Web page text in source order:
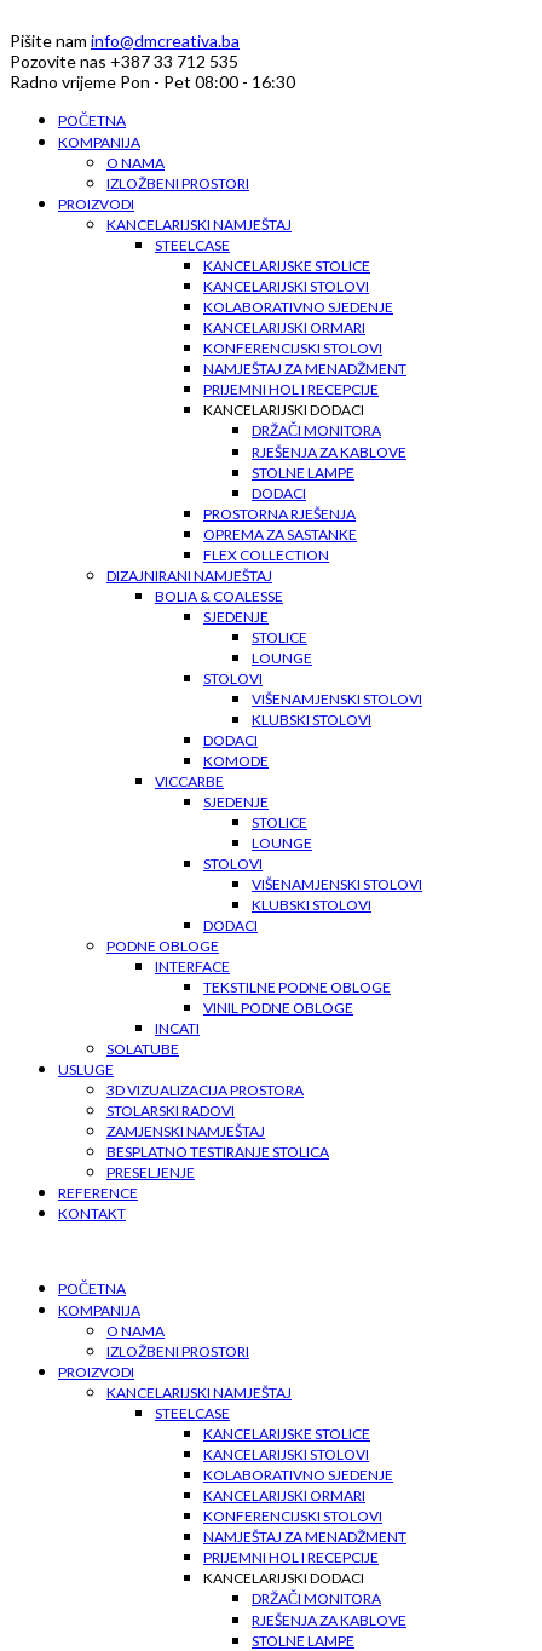
Pišite nam info@dmcreativa.ba
Pozovite nas +387 33 712 535
Radno vrijeme Pon - Pet 08:00 - 16:30
POČETNA
KOMPANIJA
O NAMA
IZLOŽBENI PROSTORI
PROIZVODI
KANCELARIJSKI NAMJEŠTAJ
STEELCASE
KANCELARIJSKE STOLICE
KANCELARIJSKI STOLOVI
KOLABORATIVNO SJEDENJE
KANCELARIJSKI ORMARI
KONFERENCIJSKI STOLOVI
NAMJEŠTAJ ZA MENADŽMENT
PRIJEMNI HOL I RECEPCIJE
KANCELARIJSKI DODACI
DRŽAČI MONITORA
RJEŠENJA ZA KABLOVE
STOLNE LAMPE
DODACI
PROSTORNA RJEŠENJA
OPREMA ZA SASTANKE
FLEX COLLECTION
DIZAJNIRANI NAMJEŠTAJ
BOLIA & COALESSE
SJEDENJE
STOLICE
LOUNGE
STOLOVI
VIŠENAMJENSKI STOLOVI
KLUBSKI STOLOVI
DODACI
KOMODE
VICCARBE
SJEDENJE
STOLICE
LOUNGE
STOLOVI
VIŠENAMJENSKI STOLOVI
KLUBSKI STOLOVI
DODACI
PODNE OBLOGE
INTERFACE
TEKSTILNE PODNE OBLOGE
VINIL PODNE OBLOGE
INCATI
SOLATUBE
USLUGE
3D VIZUALIZACIJA PROSTORA
STOLARSKI RADOVI
ZAMJENSKI NAMJEŠTAJ
BESPLATNO TESTIRANJE STOLICA
PRESELJENJE
REFERENCE
KONTAKT
POČETNA
KOMPANIJA
O NAMA
IZLOŽBENI PROSTORI
PROIZVODI
KANCELARIJSKI NAMJEŠTAJ
STEELCASE
KANCELARIJSKE STOLICE
KANCELARIJSKI STOLOVI
KOLABORATIVNO SJEDENJE
KANCELARIJSKI ORMARI
KONFERENCIJSKI STOLOVI
NAMJEŠTAJ ZA MENADŽMENT
PRIJEMNI HOL I RECEPCIJE
KANCELARIJSKI DODACI
DRŽAČI MONITORA
RJEŠENJA ZA KABLOVE
STOLNE LAMPE